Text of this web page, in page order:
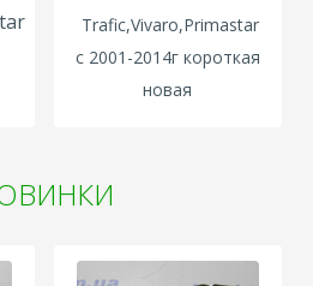
Trafic,Vivaro,Primastar
с 2001-2014г короткая
новая